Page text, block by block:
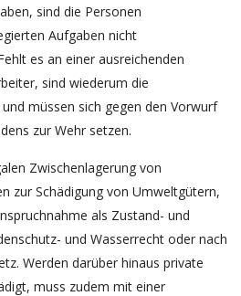
sind die Personen
Aufgaben nicht
es an einer ausreichenden
sind wiederum die
müssen sich gegen den Vorwurf
zur Wehr setzen.
Zwischenlagerung von
zur Schädigung von Umweltgütern,
als Zustand- und
und Wasserrecht oder nach
Werden darüber hinaus private
muss zudem mit einer